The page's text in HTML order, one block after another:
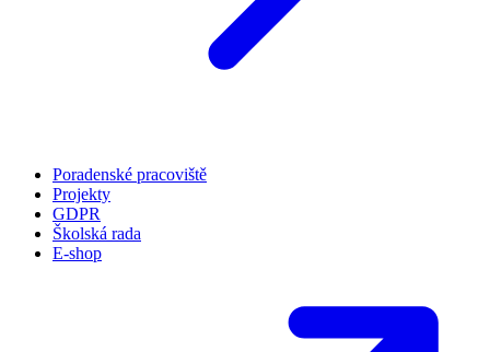
Poradenské pracoviště
Projekty
GDPR
Školská rada
E-shop